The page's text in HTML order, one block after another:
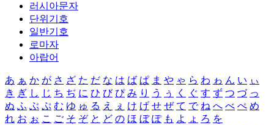
러시아문자
단위기호
일반기호
로마자
아랍어
あ ぁ か が さ ざ た だ な は ば ぱ ま や ゃ ら わ ゎ ん い ぃ
き ぎ し じ ち ぢ に ひ び ぴ み り う ぅ く ぐ す ず つ づ っ
ぬ ふ ぶ ぷ む ゆ ゅ る え ぇ け げ せ ぜ て で ね へ べ ぺ め
れ お ぉ こ ご そ ぞ と ど の ほ ぼ ぽ も よ ょ ろ を